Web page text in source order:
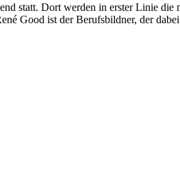
statt. Dort werden in erster Linie
Good ist der Berufsbildner, der